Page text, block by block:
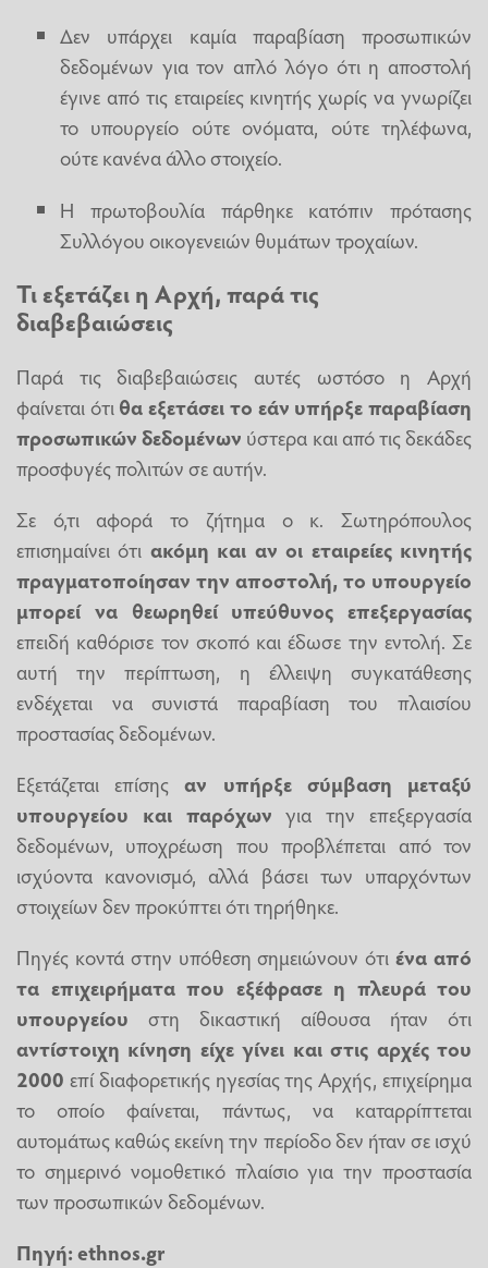
Δεν υπάρχει καμία παραβίαση προσωπικών
δεδομένων για τον απλό λόγο ότι η αποστολή
έγινε από τις εταιρείες κινητής χωρίς να γνωρίζει
το υπουργείο ούτε ονόματα, ούτε τηλέφωνα,
ούτε κανένα άλλο στοιχείο.
Η πρωτοβουλία πάρθηκε κατόπιν πρότασης
Συλλόγου οικογενειών θυμάτων τροχαίων.
Τι εξετάζει η Αρχή, παρά τις
διαβεβαιώσεις
Παρά τις διαβεβαιώσεις αυτές ωστόσο η Αρχή
φαίνεται ότι θα εξετάσει το εάν υπήρξε παραβίαση
προσωπικών δεδομένων ύστερα και από τις δεκάδες
προσφυγές πολιτών σε αυτήν.
Σε ό,τι αφορά το ζήτημα ο κ. Σωτηρόπουλος
επισημαίνει ότι ακόμη και αν οι εταιρείες κινητής
πραγματοποίησαν την αποστολή, το υπουργείο
μπορεί να θεωρηθεί υπεύθυνος επεξεργασίας
επειδή καθόρισε τον σκοπό και έδωσε την εντολή. Σε
αυτή την περίπτωση, η έλλειψη συγκατάθεσης
ενδέχεται να συνιστά παραβίαση του πλαισίου
προστασίας δεδομένων.
Εξετάζεται επίσηςαν υπήρξε σύμβαση μεταξύ
υπουργείου και παρόχων για την επεξεργασία
δεδομένων, υποχρέωση που προβλέπεται από τον
ισχύοντα κανονισμό, αλλά βάσει των υπαρχόντων
στοιχείων δεν προκύπτει ότι τηρήθηκε.
Πηγές κοντά στην υπόθεση σημειώνουν ότιένα από
τα επιχειρήματα που εξέφρασε η πλευρά του
υπουργείου στη δικαστική αίθουσα ήταν ότι
αντίστοιχη κίνηση είχε γίνει και στις αρχές του
2000 επί διαφορετικής ηγεσίας της Αρχής, επιχείρημα
το οποίο φαίνεται, πάντως, να καταρρίπτεται
αυτομάτως καθώς εκείνη την περίοδο δεν ήταν σε ισχύ
το σημερινό νομοθετικό πλαίσιο για την προστασία
των προσωπικών δεδομένων.
Πηγή: ethnos.gr